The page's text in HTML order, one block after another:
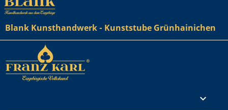
Blank Kunsthandwerk - Kunststube Grünhainichen
